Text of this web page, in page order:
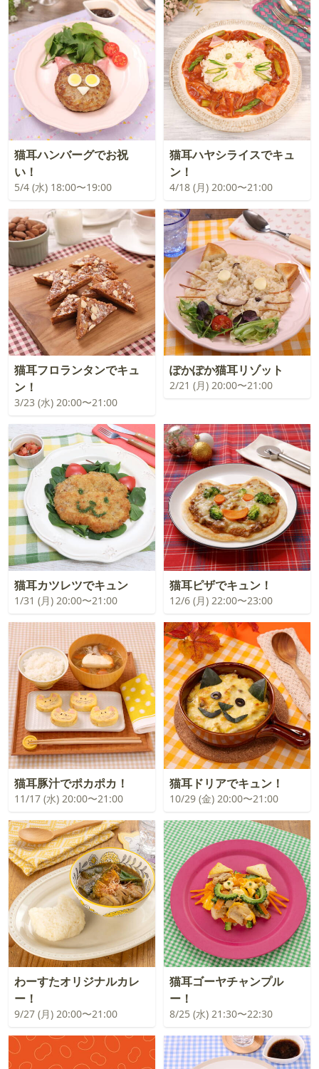
猫耳ハンバーグでお祝
い！
5/4 (水) 18:00〜19:00
猫耳ハヤシライスでキュ
ン！
4/18 (月) 20:00〜21:00
猫耳フロランタンでキュ
ン！
3/23 (水) 20:00〜21:00
ぽかぽか猫耳リゾット
2/21 (月) 20:00〜21:00
猫耳カツレツでキュン
1/31 (月) 20:00〜21:00
猫耳ピザでキュン！
12/6 (月) 22:00〜23:00
猫耳豚汁でポカポカ！
11/17 (水) 20:00〜21:00
猫耳ドリアでキュン！
10/29 (金) 20:00〜21:00
わーすたオリジナルカレ
ー！
9/27 (月) 20:00〜21:00
猫耳ゴーヤチャンプル
ー！
8/25 (水) 21:30〜22:30